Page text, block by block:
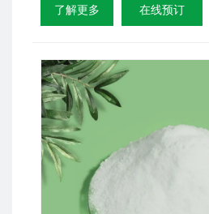
了解更多 在线预订